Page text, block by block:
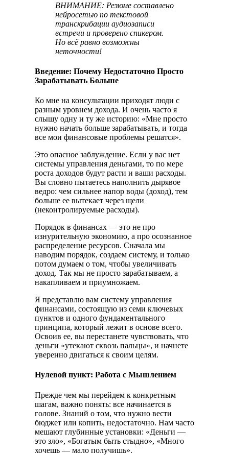
ВНИМАНИЕ: Резюме составлено
нейросетью по текстовой
транскрибации аудиозаписи
встречи и проверено спикером.
Но всё равно возможны
неточности!
Введение: Почему Недостаточно Просто
Зарабатывать Больше
Ко мне на консультации приходят люди с
разным уровнем дохода. И очень часто я
слышу одну и ту же историю: «Мне просто
нужно начать больше зарабатывать, и тогда
все мои финансовые проблемы решатся».
Это опасное заблуждение. Если у вас нет
системы управления деньгами, то по мере
роста доходов будут расти и ваши расходы.
Вы словно пытаетесь наполнить дырявое
ведро: чем сильнее напор воды (доход), тем
больше ее вытекает через щели
(неконтролируемые расходы).
Порядок в финансах — это не про
изнурительную экономию, а про осознанное
распределение ресурсов. Сначала мы
наводим порядок, создаем систему, и только
потом думаем о том, чтобы увеличивать
доход. Так мы не просто зарабатываем, а
накапливаем и приумножаем.
Я представлю вам систему управления
финансами, состоящую из семи ключевых
пунктов и одного фундаментального
принципа, который лежит в основе всего.
Освоив ее, вы перестанете чувствовать, что
деньги «утекают сквозь пальцы», и начнете
уверенно двигаться к своим целям.
Нулевой пункт: Работа с Мышлением
Прежде чем мы перейдем к конкретным
шагам, важно понять: все начинается в
голове. Знаний о том, что нужно вести
бюджет или копить, недостаточно. Нам часто
мешают глубинные установки: «Деньги —
это зло», «Богатым быть стыдно», «Много
хочешь — мало получишь».